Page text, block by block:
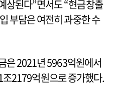
상된다”면서도 “현금창출
부담은 여전히 과중한 수
은 2021년 5963억원에서
2179억원으로 증가했다.